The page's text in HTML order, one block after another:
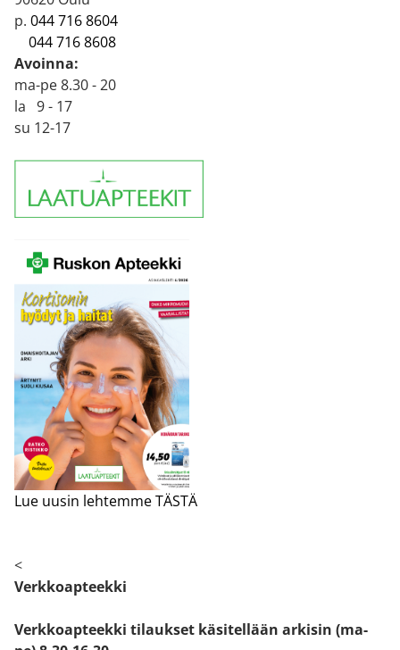
p. 044 716 8604
044 716 8608
Avoinna:
ma-pe 8.30 - 20
la 9 - 17
su 12-17
Lue uusin lehtemme TÄSTÄ
<
Verkkoapteekki
Verkkoapteekki tilaukset käsitellään arkisin (ma-